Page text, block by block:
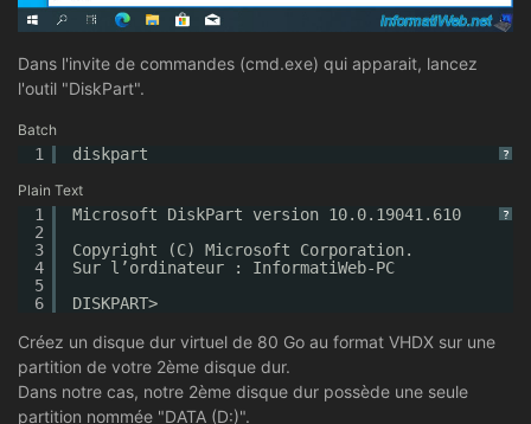
Dans l'invite de commandes (cmd.exe) qui apparait, lancez
l'outil "DiskPart".
Batch
?
1 diskpart
Plain Text
?
1
2
3
4
5
6
Microsoft DiskPart version 10.0.19041.610
Copyright (C) Microsoft Corporation.
Sur l’ordinateur : InformatiWeb-PC
DISKPART>
Créez un disque dur virtuel de 80 Go au format VHDX sur une
partition de votre 2ème disque dur.
Dans notre cas, notre 2ème disque dur possède une seule
partition nommée "DATA (D:)".